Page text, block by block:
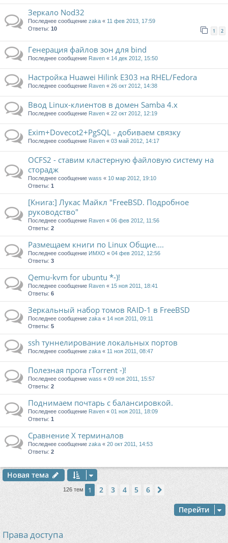
Зеркало Nod32
Последнее сообщение zaka « 11 фев 2013, 17:59
Ответы: 10 1 2
Генерация файлов зон для bind
Последнее сообщение Raven « 14 дек 2012, 15:50
Настройка Huawei Hilink E303 на RHEL/Fedora
Последнее сообщение Raven « 26 окт 2012, 14:38
Ввод Linux-клиентов в домен Samba 4.x
Последнее сообщение Raven « 22 окт 2012, 12:19
Exim+Dovecot2+PgSQL - добиваем связку
Последнее сообщение Raven « 03 май 2012, 14:17
OCFS2 - ставим кластерную файловую систему на
сторадж
Последнее сообщение wass « 10 мар 2012, 19:10
Ответы: 1
[Книга:] Лукас Майкл "FreeBSD. Подробное
руководство"
Последнее сообщение Raven « 06 фев 2012, 11:56
Ответы: 2
Размещаем книги по Linux Общие....
Последнее сообщение ИМХО « 04 фев 2012, 12:56
Ответы: 3
Qemu-kvm for ubuntu *-)!
Последнее сообщение Raven « 15 ноя 2011, 18:41
Ответы: 6
Зеркальный набор томов RAID-1 в FreeBSD
Последнее сообщение zaka « 14 ноя 2011, 09:11
Ответы: 5
ssh туннелирование локальных портов
Последнее сообщение zaka « 11 ноя 2011, 08:47
Полезная прога rTorrent -)!
Последнее сообщение wass « 09 ноя 2011, 15:57
Ответы: 2
Поднимаем почтарь с балансировкой.
Последнее сообщение Raven « 01 ноя 2011, 18:09
Ответы: 1
Сравнение Х терминалов
Последнее сообщение zaka « 20 окт 2011, 14:53
Ответы: 2
Новая тема
126 тем 1 2 3 4 5 6
Перейти
Права доступа